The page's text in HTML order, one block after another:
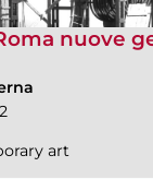
nuove
art